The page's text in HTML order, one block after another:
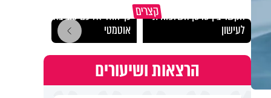
קצריםהקשר בין סרטן השלפוחית
לעישון
כך חוזר אליכם טוב באופן
אוטמטי
הרצאות ושיעורים